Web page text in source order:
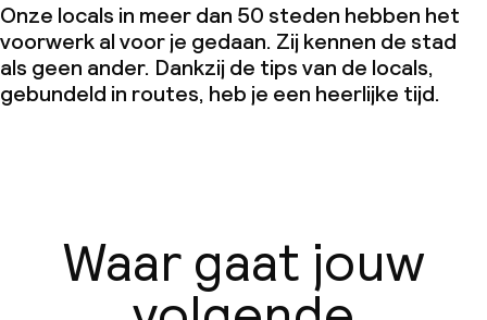
Onze locals in meer dan 50 steden hebben het
voorwerk al voor je gedaan. Zij kennen de stad
als geen ander. Dankzij de tips van de locals,
gebundeld in routes, heb je een heerlijke tijd.
Waar gaat jouw